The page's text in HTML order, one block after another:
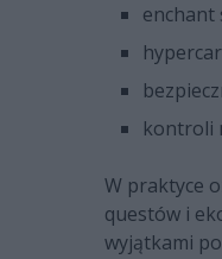
kontroli
W praktyce
questów i
wyjątkami